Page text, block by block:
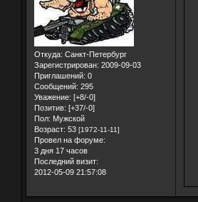
Откуда: Санкт-Петербург
Зарегистрирован: 2009-09-03
Приглашений: 0
Сообщений: 295
Уважение: [+8/-0]
Позитив: [+37/-0]
Пол: Мужской
Возраст: 53 [1972-11-11]
Провел на форуме:
3 дня 17 часов
Последний визит:
2012-05-09 21:57:08